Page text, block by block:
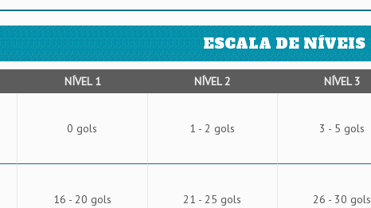
ESCALA DE NÍVEIS
NÍVEL 1 NÍVEL 2 NÍVEL 3
0 gols 1 - 2 gols 3 - 5 gols
16 - 20 gols 21 - 25 gols 26 - 30 gols